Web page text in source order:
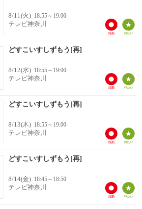
8/11(火) 18:55～19:00
テレビ神奈川
どすこいすしずもう[再]
8/12(水) 18:55～19:00
テレビ神奈川
どすこいすしずもう[再]
8/13(木) 18:55～19:00
テレビ神奈川
どすこいすしずもう[再]
8/14(金) 18:45～18:50
テレビ神奈川